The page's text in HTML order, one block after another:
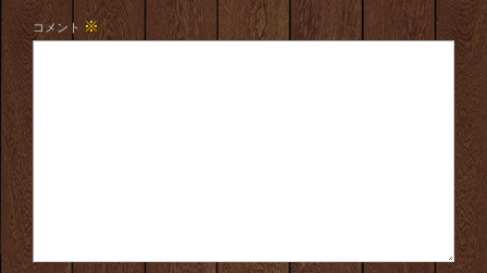
コメント ※